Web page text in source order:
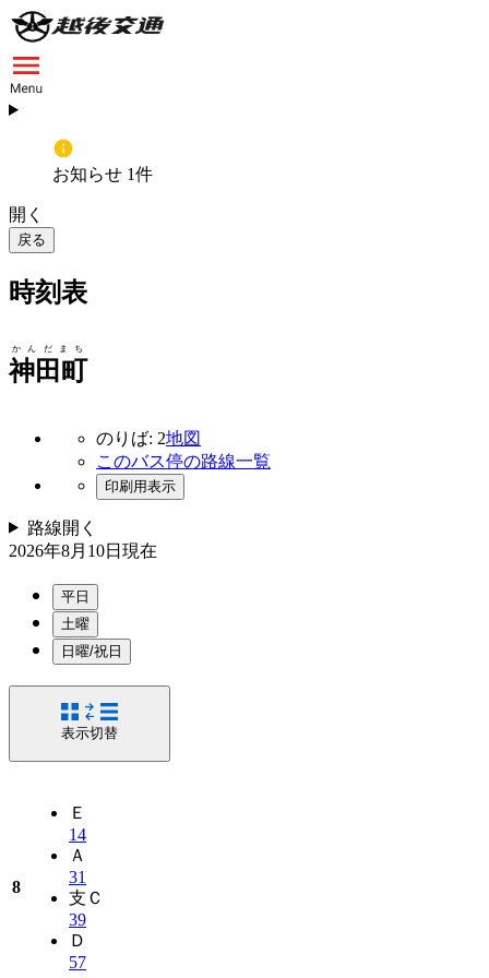
お知らせ 1件
開く
戻る
時刻表
神田町
かんだまち
のりば: 2地図
このバス停の路線一覧
印刷用表示
路線開く
2026年8月10日 現在
平日
土曜
日曜/祝日
表示切替
8
Ｅ
14
Ａ
31
支 Ｃ
39
Ｄ
57